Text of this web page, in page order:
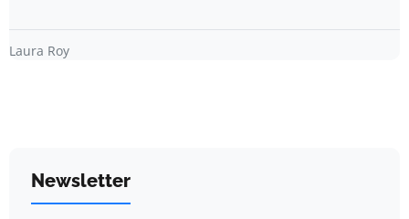
Laura Roy
Newsletter